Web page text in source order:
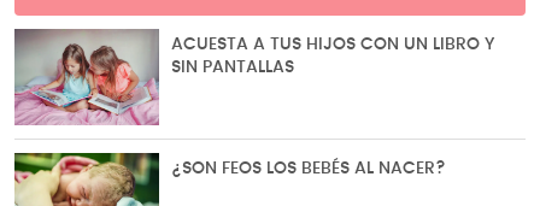
ACUESTA A TUS HIJOS CON UN LIBRO Y
SIN PANTALLAS
¿SON FEOS LOS BEBÉS AL NACER?